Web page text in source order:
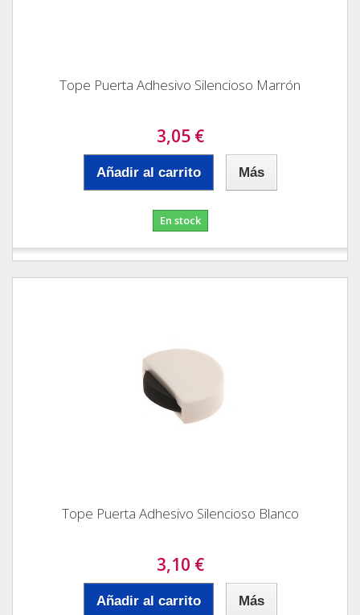
Tope Puerta Adhesivo Silencioso Marrón
3,05 €
Añadir al carrito Más
En stock
Tope Puerta Adhesivo Silencioso Blanco
3,10 €
Añadir al carrito Más